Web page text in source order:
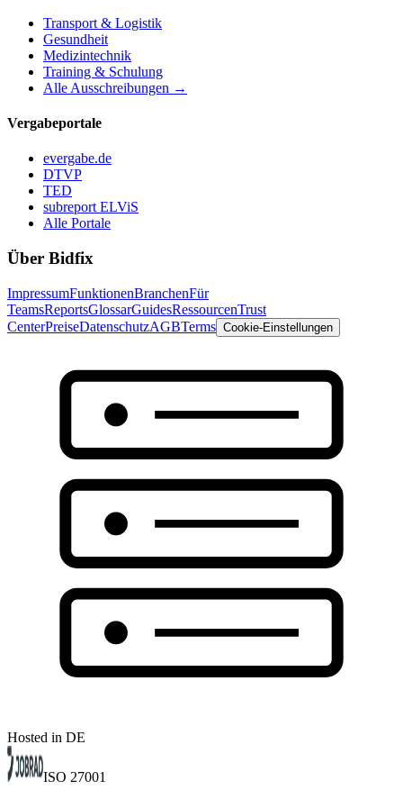
Transport & Logistik
Gesundheit
Medizintechnik
Training & Schulung
Alle Ausschreibungen →
Vergabeportale
evergabe.de
DTVP
TED
subreport ELViS
Alle Portale
Über Bidfix
ImpressumFunktionenBranchenFür
TeamsReportsGlossarGuidesRessourcenTrust
CenterPreiseDatenschutzAGBTerms Cookie-Einstellungen
Hosted in DE
ISO 27001